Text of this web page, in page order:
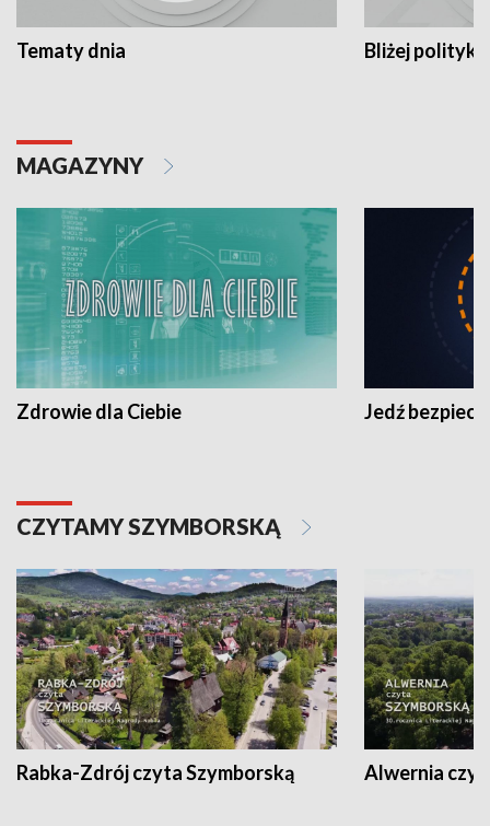
Tematy dnia Bliżej polityki
MAGAZYNY
Zdrowie dla Ciebie Jedź
CZYTAMY SZYMBORSKĄ
Rabka-Zdrój czyta Szymborską Alwernia